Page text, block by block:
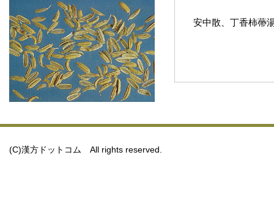
安中散、丁香柿蔕
(C)漢方ドットコム All rights reserved.